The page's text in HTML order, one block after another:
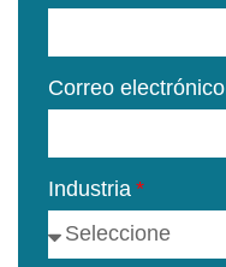
Correo electrónico
Industria